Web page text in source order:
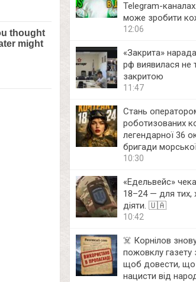
Telegram-
може зробити
12:06
«Закрита»
рф виявилася не
закритою
11:47
Стань
роботизованих
легендарної 36
бригади
10:30
«Едельвейс»
18–24 — для тих,
діяти. 🇺🇦
10:42
☠️ Корнілов
пожовклу газету
щоб довести, що
нацисти від